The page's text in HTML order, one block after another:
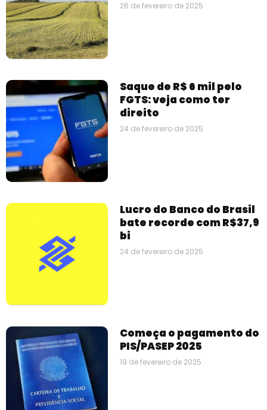
26 de fevereiro de 2025
Saque de R$ 6 mil pelo
FGTS: veja como ter
direito
24 de fevereiro de 2025
Lucro do Banco do Brasil
bate recorde com R$37,9
bi
24 de fevereiro de 2025
Começa o pagamento do
PIS/PASEP 2025
19 de fevereiro de 2025